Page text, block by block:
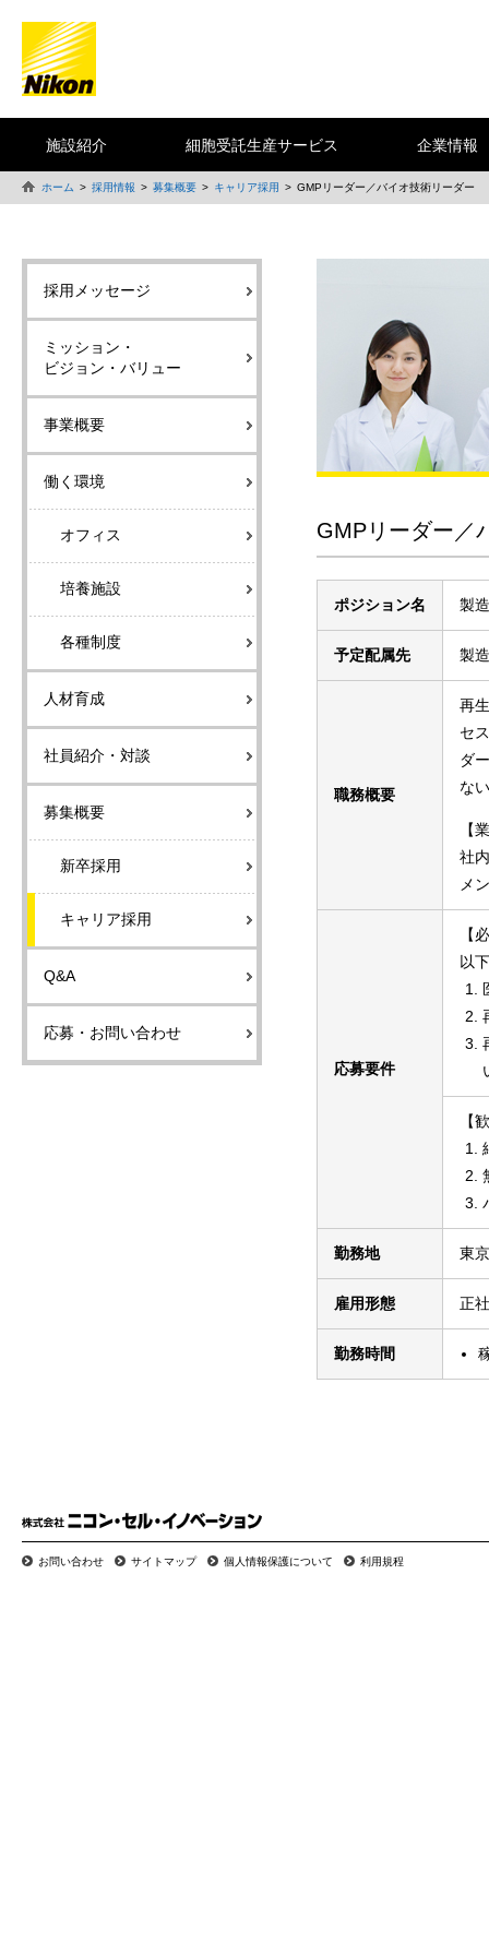
施設紹介 細胞受託生産サービス 企業情報
ホーム 採用情報 募集概要 キャリア採用 GMPリーダー／バイオ技術リーダー
採用メッセージ
ミッション・
ビジョン・バリュー
事業概要
働く環境
オフィス
培養施設
各種制度
人材育成
社員紹介・対談
募集概要
新卒採用
キャリア採用
Q&A
応募・お問い合わせ
GMPリーダー／
ポジション名 製
予定配属先 製
職務概要
再
セ
ダ
な
【
社
メ
応募要件
【
以
【
勤務地 東
雇用形態 正
勤務時間
お問い合わせ サイトマップ 個人情報保護について 利用規程